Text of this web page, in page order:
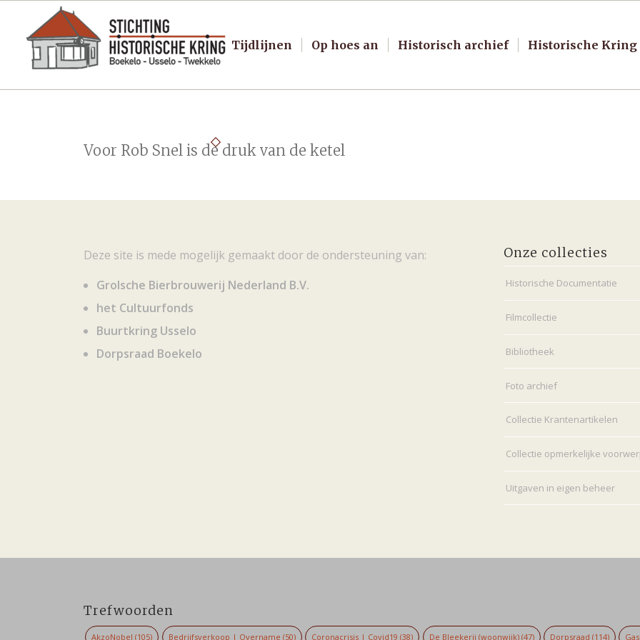
Tijdlijnen Op hoes an Historisch archief Historische Kring
Voor Rob Snel is de druk van de ketel
Deze site is mede mogelijk gemaakt door de ondersteuning van:
Grolsche Bierbrouwerij Nederland B.V.
het Cultuurfonds
Buurtkring Usselo
Dorpsraad Boekelo
Onze collecties
Historische Documentatie
Filmcollectie
Bibliotheek
Foto archief
Collectie Krantenartikelen
Collectie opmerkelijke
Uitgaven in eigen beheer
Trefwoorden
AkzoNobel (105) Bedrijfsverkoop | Overname (50) Coronacrisis | Covid19 (38) De Bleekerij (woonwijk)(47) Dorpsraad (114)